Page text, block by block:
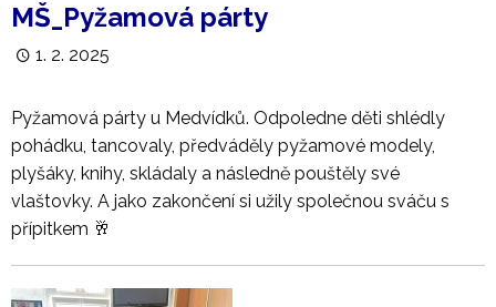
MŠ_Pyžamová párty
1. 2. 2025
Pyžamová párty u Medvídků. Odpoledne děti shlédly
pohádku, tancovaly, předváděly pyžamové modely,
plyšáky, knihy, skládaly a následně pouštěly své
vlaštovky. A jako zakončení si užily společnou sváču s
přípitkem 🥂